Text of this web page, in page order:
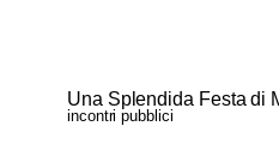
Una Splendida Festa di
incontri pubblici